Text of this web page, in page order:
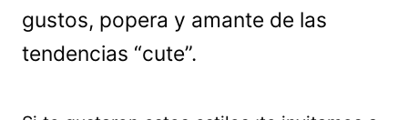
gustos, popera y amante de las
tendencias “cute”.